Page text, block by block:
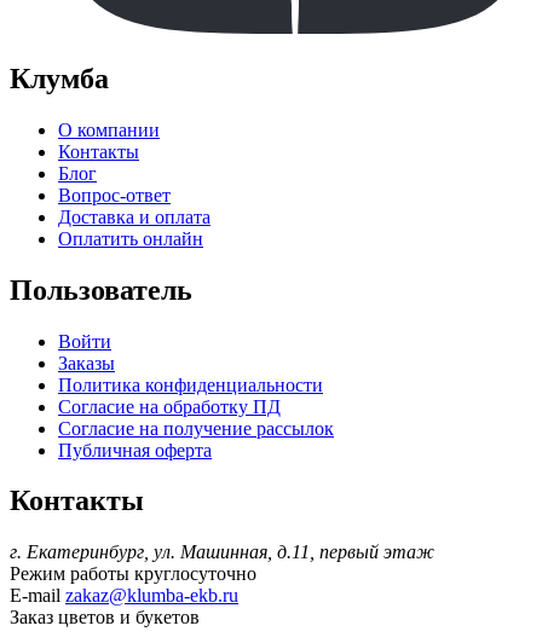
Клумба
О компании
Контакты
Блог
Вопрос-ответ
Доставка и оплата
Оплатить онлайн
Пользователь
Войти
Заказы
Политика конфиденциальности
Согласие на обработку ПД
Согласие на получение рассылок
Публичная оферта
Контакты
г. Екатеринбург, ул. Машинная, д.11, первый этаж
Режим работы круглосуточно
E-mail zakaz@klumba-ekb.ru
Заказ цветов и букетов